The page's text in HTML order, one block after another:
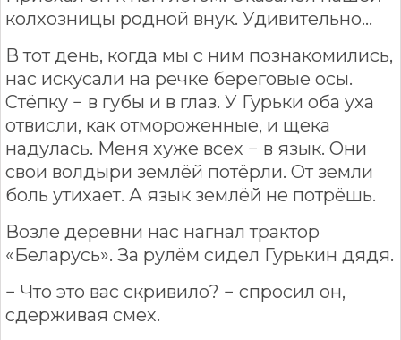
колхозницы родной внук. Удивительно...
В тот день, когда мы с ним познакомились,
нас искусали на речке береговые осы.
Стёпку − в губы и в глаз. У Гурьки оба уха
отвисли, как отмороженные, и щека
надулась. Меня хуже всех − в язык. Они
свои волдыри землёй потёрли. От земли
боль утихает. А язык землёй не потрёшь.
Возле деревни нас нагнал трактор
«Беларусь». За рулём сидел Гурькин дядя.
− Что это вас скривило? − спросил он,
сдерживая смех.